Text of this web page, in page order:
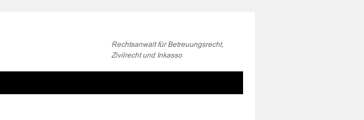
Rechtsanwalt für Betreuungsrecht,
Zivilrecht und Inkasso